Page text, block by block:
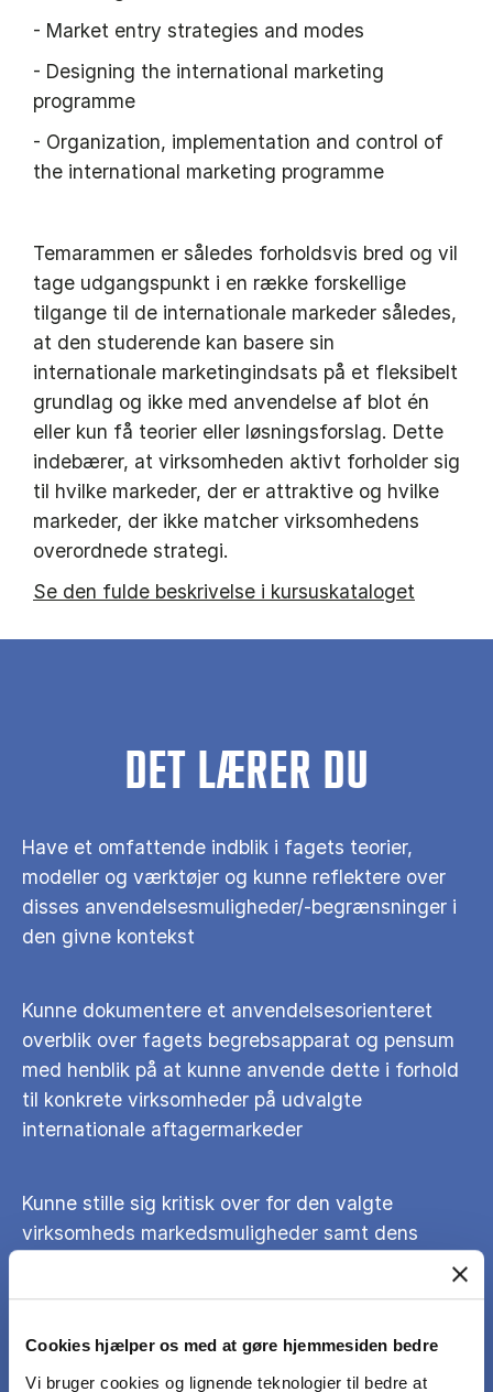
Cookies hjælper os med at gøre hjemmesiden bedre
Vi bruger cookies og lignende teknologier til bedre at
- Market entry strategies and modes
- Designing the international marketing
programme
- Organization, implementation and control of
the international marketing programme
Temarammen er således forholdsvis bred og vil
tage udgangspunkt i en række forskellige
tilgange til de internationale markeder således,
at den studerende kan basere sin
internationale marketingindsats på et fleksibelt
grundlag og ikke med anvendelse af blot én
eller kun få teorier eller løsningsforslag. Dette
indebærer, at virksomheden aktivt forholder sig
til hvilke markeder, der er attraktive og hvilke
markeder, der ikke matcher virksomhedens
overordnede strategi.
Se den fulde beskrivelse i kursuskataloget
DET LÆRER DU
Have et omfattende indblik i fagets teorier,
modeller og værktøjer og kunne reflektere over
disses anvendelsesmuligheder/-begrænsninger i
den givne kontekst
Kunne dokumentere et anvendelsesorienteret
overblik over fagets begrebsapparat og pensum
med henblik på at kunne anvende dette i forhold
til konkrete virksomheder på udvalgte
internationale aftagermarkeder
Kunne stille sig kritisk over for den valgte
virksomheds markedsmuligheder samt dens
valg af dens fremtidige strategi